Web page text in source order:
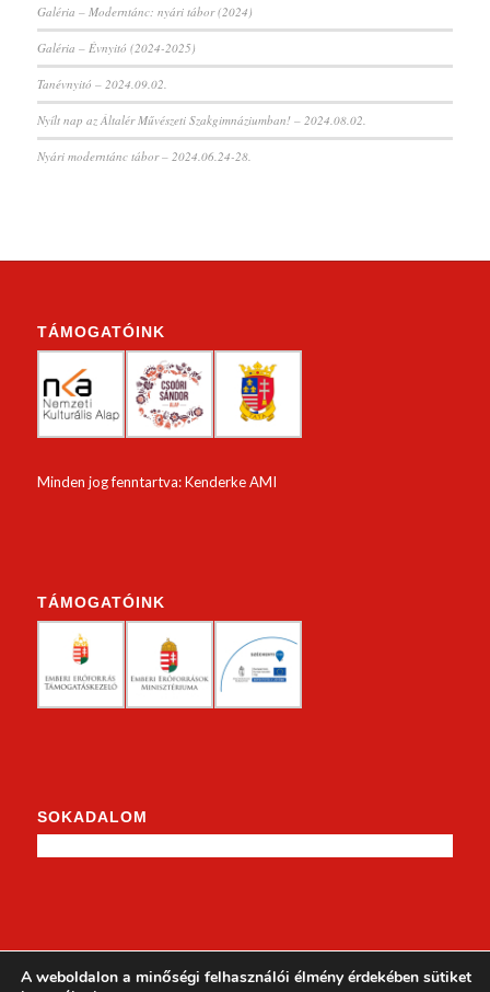
Galéria – Moderntánc: nyári tábor (2024)
Galéria – Évnyitó (2024-2025)
Tanévnyitó – 2024.09.02.
Nyílt nap az Általér Művészeti Szakgimnáziumban! – 2024.08.02.
Nyári moderntánc tábor – 2024.06.24-28.
TÁMOGATÓINK
Minden jog fenntartva: Kenderke AMI
TÁMOGATÓINK
SOKADALOM
KENDERKE A FACEBOOKON
A weboldalon a minőségi felhasználói élmény érdekében sütiket